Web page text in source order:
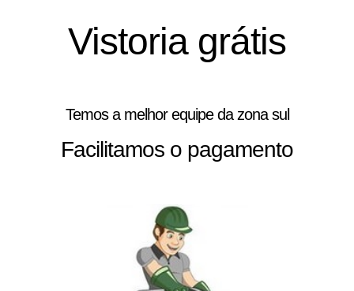
Vistoria grátis
Temos a melhor equipe da zona sul
Facilitamos o pagamento